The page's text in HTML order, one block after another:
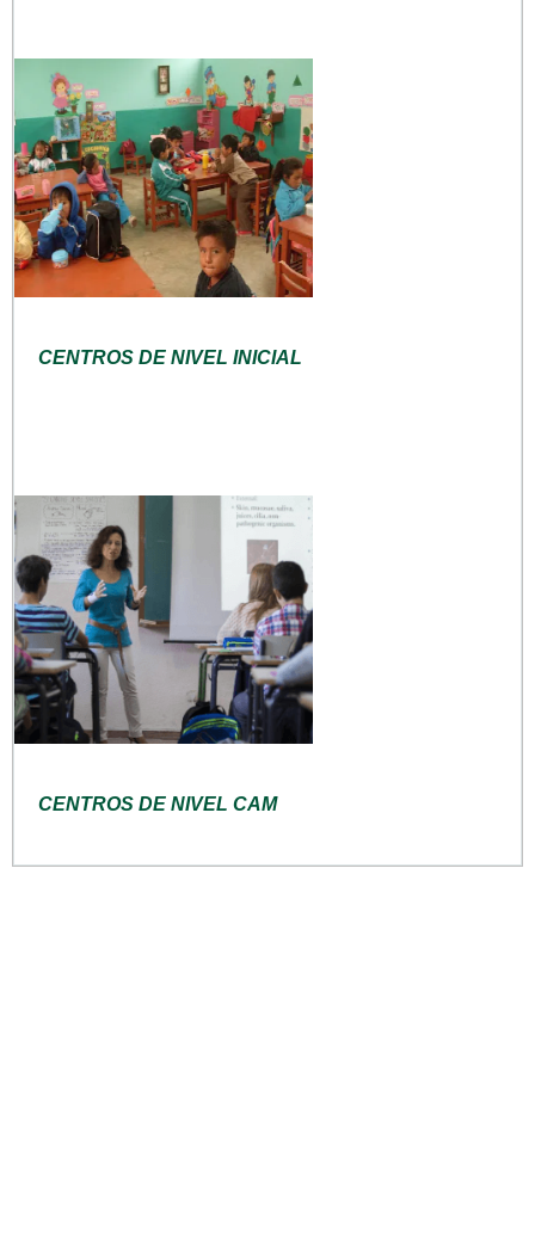
CENTROS DE NIVEL INICIAL
CENTROS DE NIVEL CAM